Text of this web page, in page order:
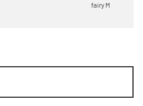
fairy M